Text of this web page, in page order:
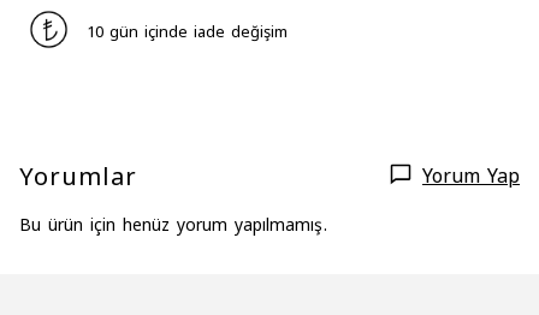
10 gün içinde iade değişim
Yorumlar Yorum Yap
Bu ürün için henüz yorum yapılmamış.